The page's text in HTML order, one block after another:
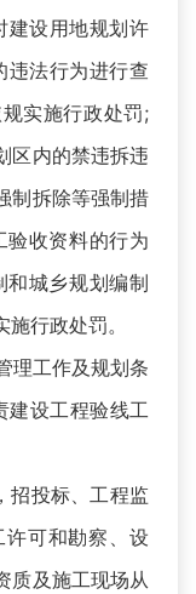
建设用地规划许
违法行为进行查
实施行政处罚;
区内的禁违拆违
制拆除等强制措
验收资料的行为
和城乡规划编制
行政处罚。
理工作及规划条
建设工程验线工
招投标、工程监
可和勘察、设
质及施工现场从